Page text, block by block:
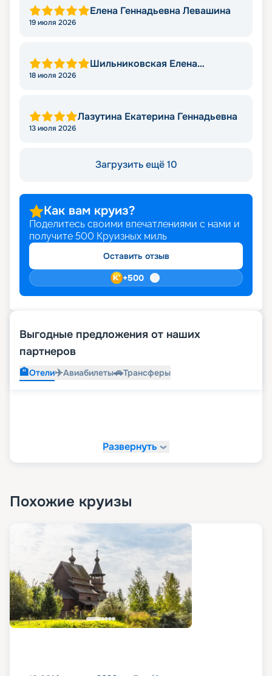
Елена Геннадьевна Левашина
19 июля 2026
Шильниковская Елена
18 июля 2026
Лазутина Екатерина Геннадьевна
13 июля 2026
Загрузить ещё 10
Как вам круиз?
Поделитесь своими впечатлениями с нами и
получите 500 Круизных миль
Оставить отзыв
+500
Выгодные предложения от наших
партнеров
🏨Отели✈️Авиабилеты🚗Трансферы
Развернуть
Похожие круизы